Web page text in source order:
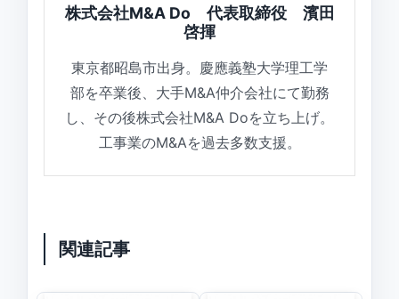
株式会社M&A Do 代表取締役 濱田
啓揮
東京都昭島市出身。慶應義塾大学理工学
部を卒業後、大手M&A仲介会社にて勤務
し、その後株式会社M&A Doを立ち上げ。
工事業のM&Aを過去多数支援。
関連記事